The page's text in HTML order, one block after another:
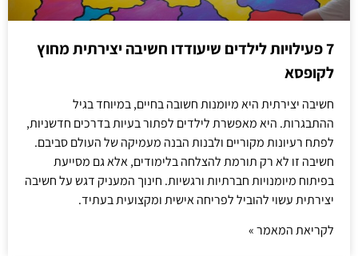
7 פעילויות לילדים שיעודדו חשיבה יצירתית מחוץ
לקופסא
חשיבה יצירתית היא מיומנות חשובה בחיים, במיוחד בגיל
ההתבגרות. היא מאפשרת לילדים לפתור בעיות בדרכים חדשניות,
לפתח רעיונות מקוריים ולבנות הבנה מעמיקה של העולם סביבם.
חשיבה זו לא רק תורמת להצלחה בלימודים, אלא גם מסייעת
בפיתוח מיומנויות חברתיות ורגשיות. חינוך המעניק דגש על חשיבה
יצירתית עשוי להוביל לפריחה אישית ומקצועית בעתיד.
לקריאת המאמר »